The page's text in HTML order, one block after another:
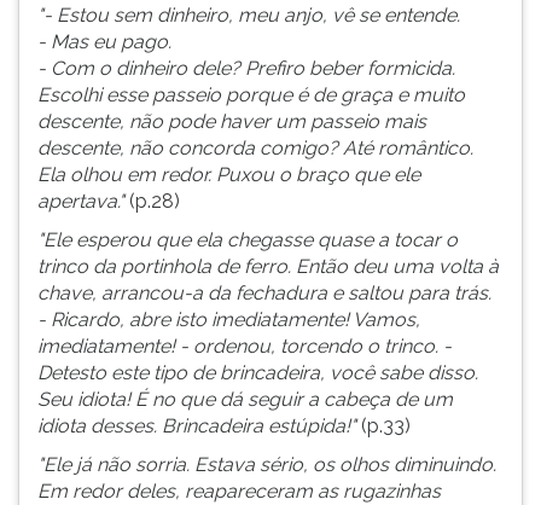
"- Estou sem dinheiro, meu anjo, vê se entende.
- Mas eu pago.
- Com o dinheiro dele? Prefiro beber formicida.
Escolhi esse passeio porque é de graça e muito
descente, não pode haver um passeio mais
descente, não concorda comigo? Até romântico.
Ela olhou em redor. Puxou o braço que ele
apertava."(p.28)
"Ele esperou que ela chegasse quase a tocar o
trinco da portinhola de ferro. Então deu uma volta à
chave, arrancou-a da fechadura e saltou para trás.
- Ricardo, abre isto imediatamente! Vamos,
imediatamente! - ordenou, torcendo o trinco. -
Detesto este tipo de brincadeira, você sabe disso.
Seu idiota! É no que dá seguir a cabeça de um
idiota desses. Brincadeira estúpida!"(p.33)
"Ele já não sorria. Estava sério, os olhos diminuindo.
Em redor deles, reapareceram as rugazinhas